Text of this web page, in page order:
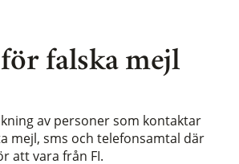
för falska mejl
av personer som kontaktar
mejl, sms och telefonsamtal där
att vara från FI.